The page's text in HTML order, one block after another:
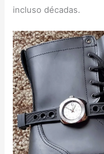
incluso décadas.